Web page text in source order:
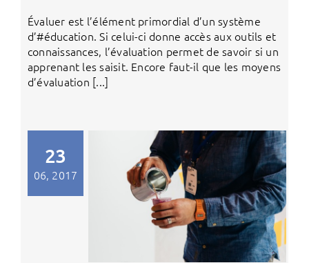
Évaluer est l’élément primordial d’un système
d’#éducation. Si celui-ci donne accès aux outils et
connaissances, l’évaluation permet de savoir si un
apprenant les saisit. Encore faut-il que les moyens
d’évaluation [...]
23
06, 2017